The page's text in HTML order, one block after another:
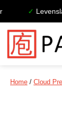
Home / Cloud